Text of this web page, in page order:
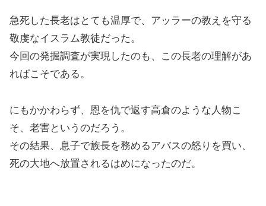
急死した長老はとても温厚で、アッラーの教えを守る
敬虔なイスラム教徒だった。
今回の発掘調査が実現したのも、この長老の理解があ
ればこそである。
にもかかわらず、恩を仇で返す高倉のような人物こ
そ、老害というのだろう。
その結果、息子で族長を務めるアバスの怒りを買い、
死の大地へ放置されるはめになったのだ。